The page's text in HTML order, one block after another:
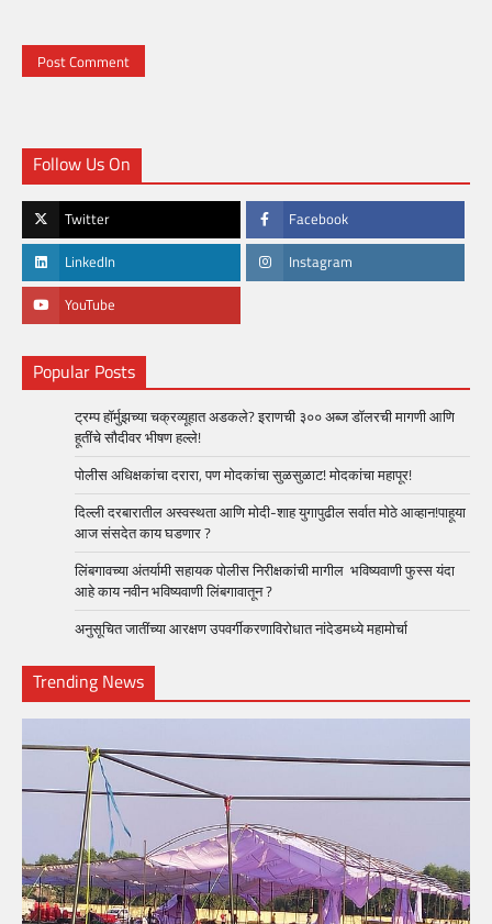
Follow Us On
Twitter Facebook
LinkedIn Instagram
YouTube
Popular Posts
ट्रम्प हॉर्मुझच्या चक्रव्यूहात अडकले? इराणची ३०० अब्ज डॉलरची मागणी आणि
हूतींचे सौदीवर भीषण हल्ले!
पोलीस अधिक्षकांचा दरारा, पण मोदकांचा सुळसुळाट! मोदकांचा महापूर!
दिल्ली दरबारातील अस्वस्थता आणि मोदी-शाह युगापुढील सर्वात मोठे आव्हान!पाहूया
आज संसदेत काय घडणार ?
लिंबगावच्या अंतर्यामी सहायक पोलीस निरीक्षकांची मागील भविष्यवाणी फुस्स यंदा
आहे काय नवीन भविष्यवाणी लिंबगावातून ?
अनुसूचित जातींच्या आरक्षण उपवर्गीकरणाविरोधात नांदेडमध्ये महामोर्चा
Trending News